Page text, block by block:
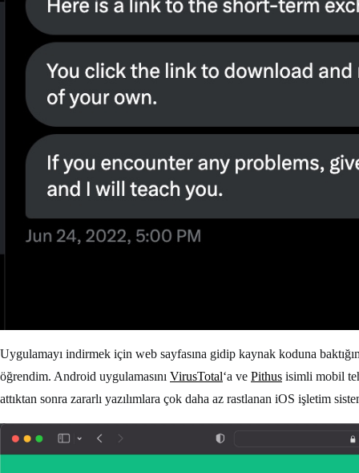
Uygulamayı indirmek için web sayfasına gidip kaynak koduna
öğrendim. Android uygulamasını VirusTotal‘a ve Pithus isimli mobil
attıktan sonra zararlı yazılımlara çok daha az rastlanan iOS işletim